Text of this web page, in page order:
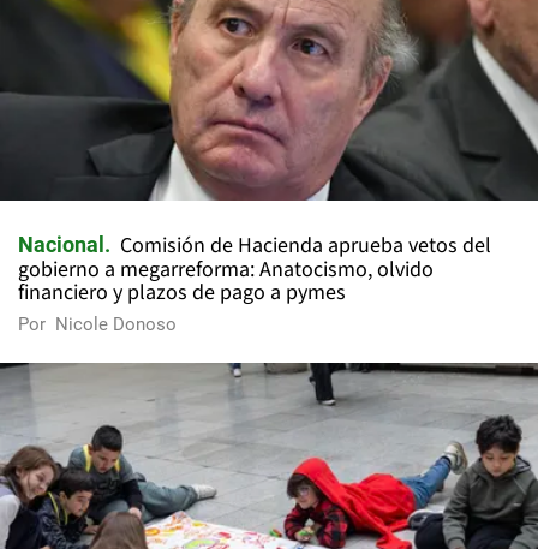
Nacional
Comisión de Hacienda aprueba vetos del
gobierno a megarreforma: Anatocismo, olvido
financiero y plazos de pago a pymes
Por Nicole Donoso